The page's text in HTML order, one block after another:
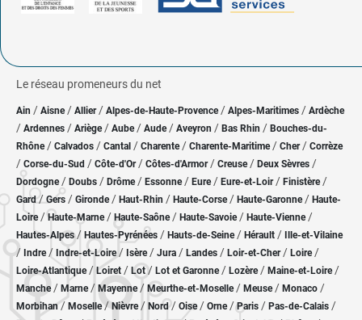
Le réseau promeneurs du net
Ain / Aisne/ Allier/ Alpes-de-Haute-Provence / Alpes-Maritimes / Ardèche
/ Ardennes / Ariège/ Aube/ Aude / Aveyron / Bas Rhin / Bouches-du-
Rhône/ Calvados / Cantal / Charente / Charente-Maritime/ Cher / Corrèze
/ Corse-du-Sud / Côte-d'Or / Côtes-d'Armor/ Creuse/ Deux Sèvres /
Dordogne/ Doubs / Drôme/ Essonne / Eure/ Eure-et-Loir / Finistère/
Gard/Gers / Gironde/ Haut-Rhin / Haute-Corse/ Haute-Garonne/ Haute-
Loire/Haute-Marne/ Haute-Saône/ Haute-Savoie/ Haute-Vienne/
Hautes-Alpes/ Hautes-Pyrénées / Hauts-de-Seine/ Hérault / Ille-et-Vilaine
/ Indre/ Indre-et-Loire/ Isère/ Jura / Landes / Loir-et-Cher/ Loire/
Loire-Atlantique/ Loiret / Lot/ Lot et Garonne/ Lozère / Maine-et-Loire/
Manche/ Marne/ Mayenne/ Meurthe-et-Moselle/ Meuse/ Monaco /
Morbihan/ Moselle/ Nièvre / Nord/ Oise / Orne/Paris / Pas-de-Calais /